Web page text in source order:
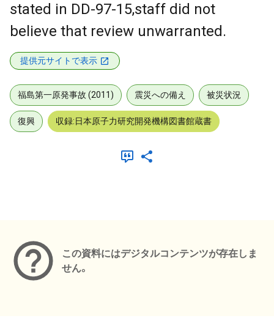
stated in DD-97-15,staff did not
believe that review unwarranted.
提供元サイトで表示
福島第一原発事故 (2011) 震災への備え 被災状況
復興 収録:日本原子力研究開発機構図書館蔵書
この資料にはデジタルコンテンツが存在しま
せん。